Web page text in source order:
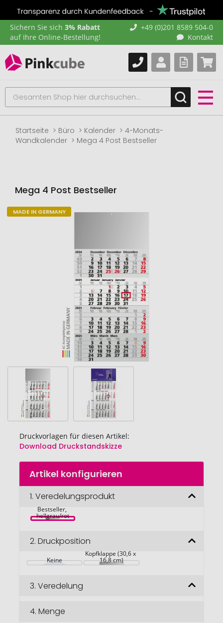
Sichern Sie sich 3% Rabatt
auf Ihre Online-Bestellung!
+49 (0)201 8589 504-0
Kontakt
Startseite Büro Kalender
4-Monats-
Wandkalender
Mega 4 Post Bestseller
Mega 4 Post Bestseller
Zum
Druckvorlagen für diesen Artikel:
Download Druckstandskizze
Zum
Anfang
Bildgalerie
MADE IN GERMANY
Artikel konfigurieren
1. Veredelungsprodukt
Bestseller,
hellgrau/rot
2. Druckposition
Keine
Kopfklappe (30,6 x
16,8 cm)
3. Veredelung
4. Menge